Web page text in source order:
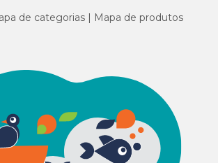
de categorias Mapa de produtos